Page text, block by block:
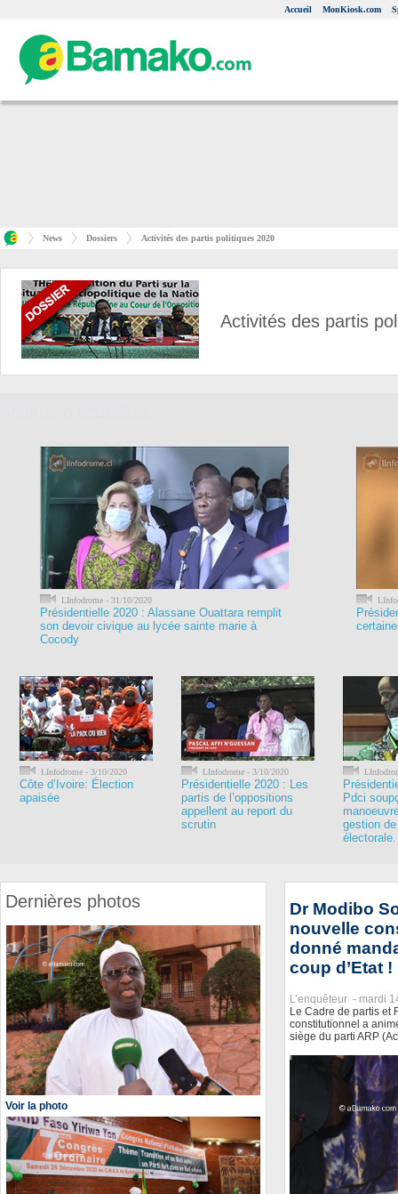
Accueil MonKiosk.com
News Dossiers Activités des partis politiques 2020
Activités des partis
LInfodrome - 31/10/2020
Présidentielle 2020 : Alassane Ouattara remplit
son devoir civique au lycée sainte marie à
Cocody
LInfodrome - 3/10/2020
Côte d’Ivoire: Élection
apaisée
LInfodrome - 3/10/2020
Présidentielle 2020 : Les
partis de l’oppositions
appellent au report du
scrutin
Pdci
gestion
électorale.
Dernières photos
Voir la photo
Dr Modibo
nouvelle
donné
coup d’Etat !
L’enquêteur - mardi
Le Cadre de partis et
constitutionnel a
siège du parti ARP